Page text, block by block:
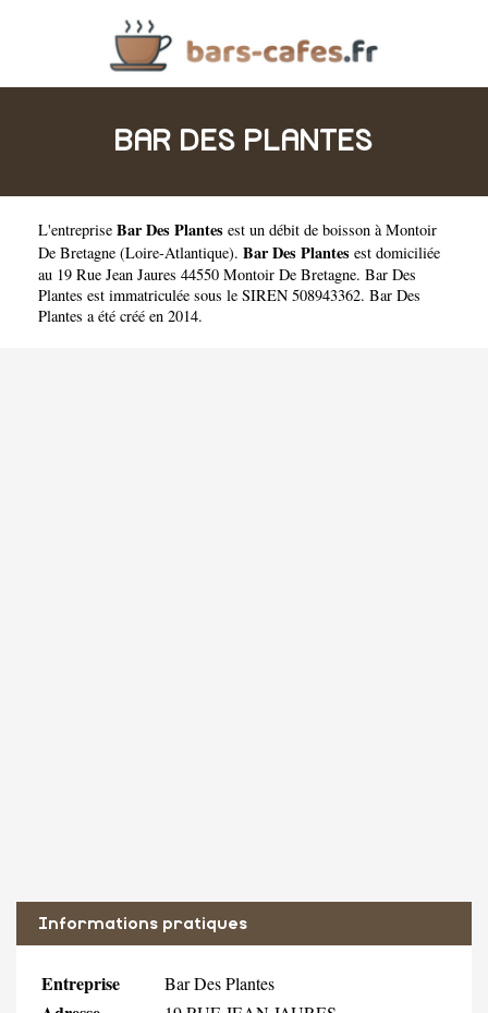
BAR DES PLANTES
L'entreprise Bar Des Plantes est un débit de boisson à Montoir
De Bretagne (Loire-Atlantique). Bar Des Plantes est domiciliée
au 19 Rue Jean Jaures 44550 Montoir De Bretagne. Bar Des
Plantes est immatriculée sous le SIREN 508943362. Bar Des
Plantes a été créé en 2014.
Informations pratiques
Entreprise Bar Des Plantes